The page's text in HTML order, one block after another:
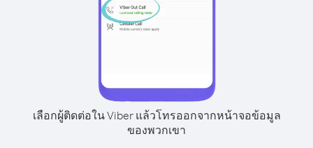
เลือกผู้ติดต่อใน Viber แล้วโทรออกจากหน้าจอข้อมูล
ของพวกเขา